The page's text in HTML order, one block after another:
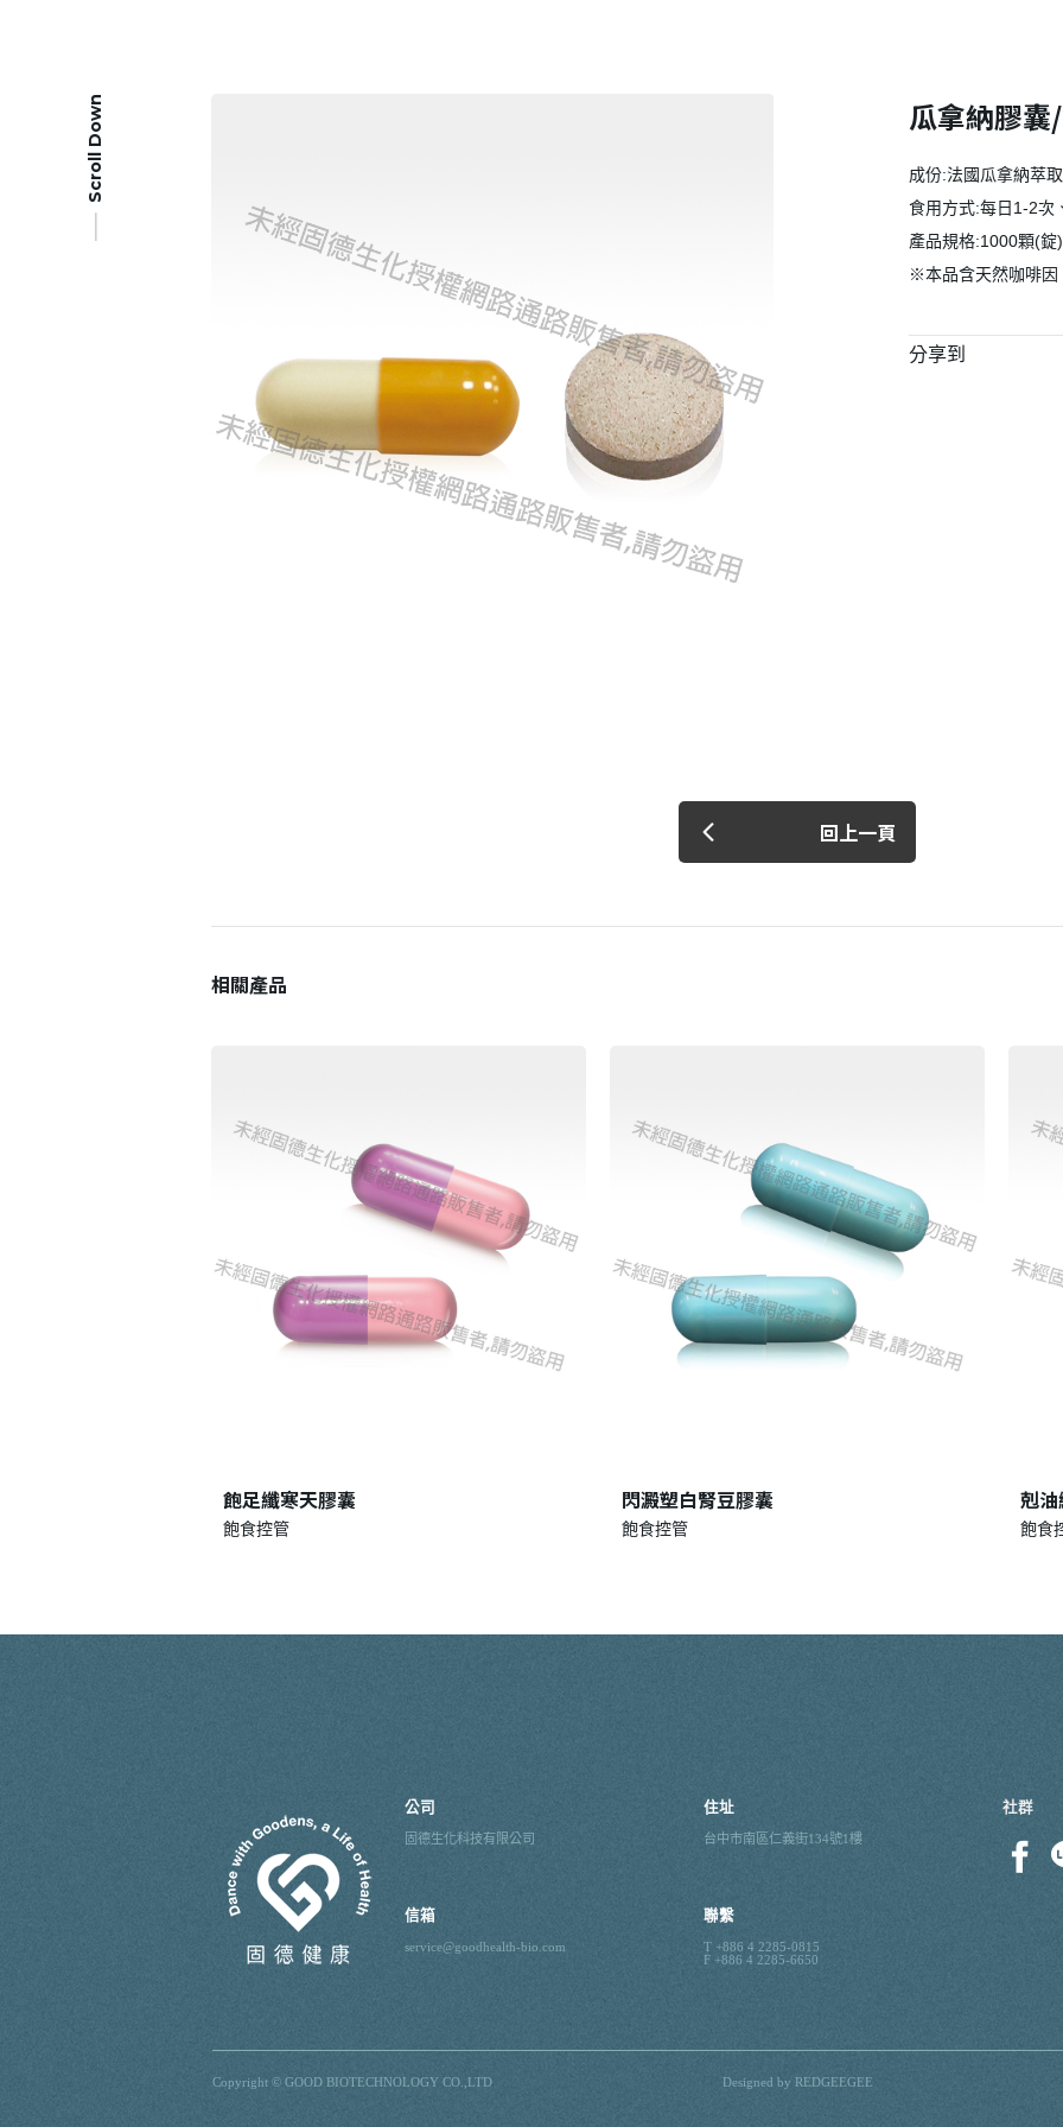
Scroll Down 瓜拿納膠囊
成份:法國瓜拿納萃
食用方式:每日1-2次
產品規格:1000顆(錠
※本品含天然咖啡因
分享到
回上一頁
相關產品
飽足纖寒天膠囊
飽食控管
閃澱塑白腎豆膠囊
飽食控管
剋
飽食
公司
固德生化科技有限公司
信箱
service@goodhealth-bio.com
住址
台中市南區仁義街134號1樓
聯繫
T +886 4 2285-0815
F +886 4 2285-6650
社群
Copyright © GOOD BIOTECHNOLOGY CO.,LTD Designed by REDGEEGEE